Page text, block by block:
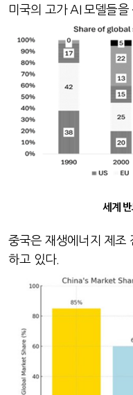
미국의 고가 AI모델들을
세계
중국은 재생에너지 제조
하고 있다.